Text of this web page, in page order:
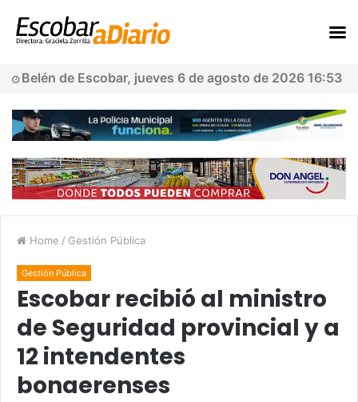
Belén de Escobar, jueves 6 de agosto de 2026 16:53
Home / Gestión Pública
Gestión Pública
Escobar recibió al ministro
de Seguridad provincial y a
12 intendentes
bonaerenses